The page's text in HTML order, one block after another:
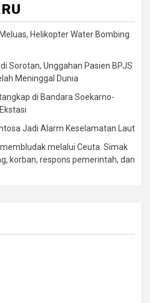
Helikopter Water Bombing
Sorotan, Unggahan Pasien BPJS
Meninggal Dunia
di Bandara Soekarno-
Jadi Alarm Keselamatan Laut
melalui Ceuta. Simak
korban, respons pemerintah, dan